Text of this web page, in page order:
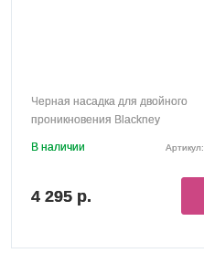
Черная насадка для двойного
проникновения Blackney
В наличии Артикул:
4 295 р.